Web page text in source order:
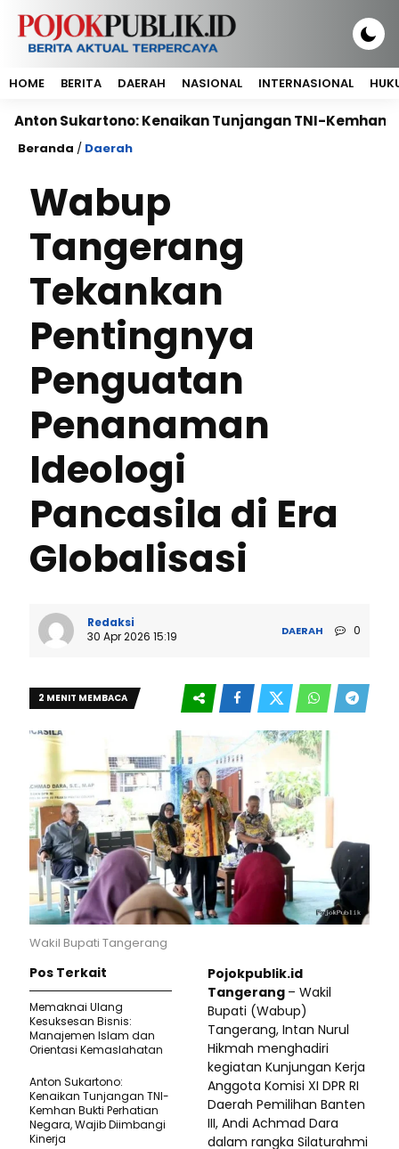
HOME BERITA DAERAH NASIONAL INTERNASIONAL
Kenaikan Tunjangan TNI-Kemhan Bukti
Beranda / Daerah
Wabup
Tangerang
Tekankan
Pentingnya
Penguatan
Penanaman
Ideologi
Pancasila di Era
Globalisasi
Redaksi
30 Apr 2026 15:19
DAERAH 0
2 MENIT MEMBACA
Wakil Bupati Tangerang
Pojokpublik.id
Tangerang – Wakil
Bupati (Wabup)
Tangerang, Intan Nurul
Hikmah menghadiri
kegiatan Kunjungan Kerja
Anggota Komisi XI DPR RI
Daerah Pemilihan Banten
III, Andi Achmad Dara
dalam rangka Silaturahmi
Pos Terkait
Memaknai Ulang
Kesuksesan Bisnis:
Manajemen Islam dan
Orientasi Kemaslahatan
Anton Sukartono:
Kenaikan Tunjangan TNI-
Kemhan Bukti Perhatian
Negara, Wajib Diimbangi
Kinerja